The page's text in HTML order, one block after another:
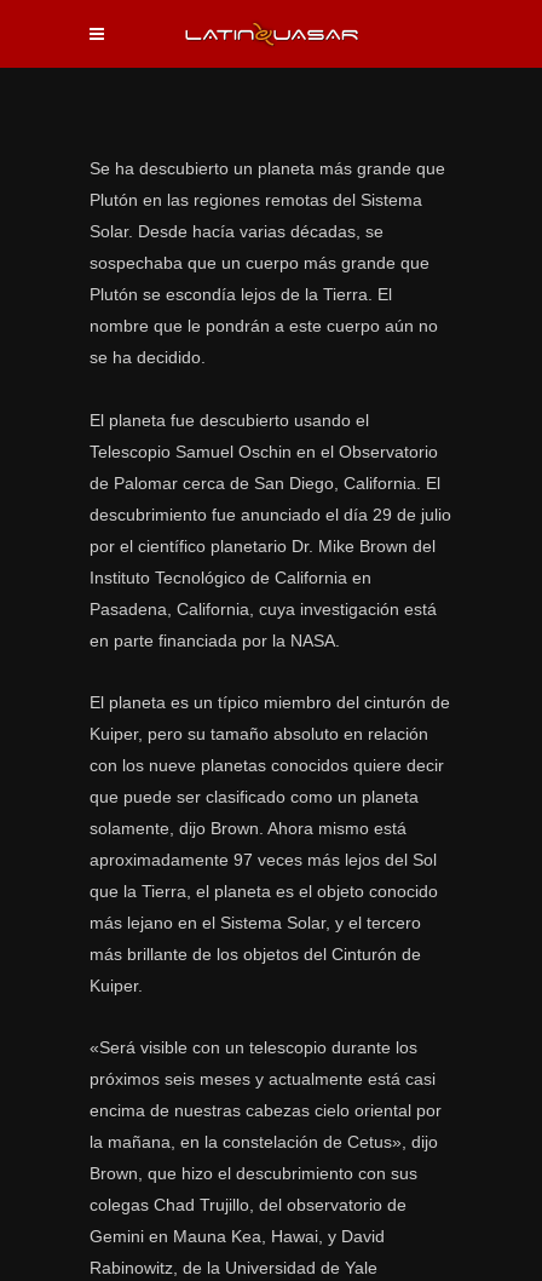
Se ha descubierto un planeta más grande que
Plutón en las regiones remotas del Sistema
Solar. Desde hacía varias décadas, se
sospechaba que un cuerpo más grande que
Plutón se escondía lejos de la Tierra. El
nombre que le pondrán a este cuerpo aún no
se ha decidido.
El planeta fue descubierto usando el
Telescopio Samuel Oschin en el Observatorio
de Palomar cerca de San Diego, California. El
descubrimiento fue anunciado el día 29 de julio
por el científico planetario Dr. Mike Brown del
Instituto Tecnológico de California en
Pasadena, California, cuya investigación está
en parte financiada por la NASA.
El planeta es un típico miembro del cinturón de
Kuiper, pero su tamaño absoluto en relación
con los nueve planetas conocidos quiere decir
que puede ser clasificado como un planeta
solamente, dijo Brown. Ahora mismo está
aproximadamente 97 veces más lejos del Sol
que la Tierra, el planeta es el objeto conocido
más lejano en el Sistema Solar, y el tercero
más brillante de los objetos del Cinturón de
Kuiper.
«Será visible con un telescopio durante los
próximos seis meses y actualmente está casi
encima de nuestras cabezas cielo oriental por
la mañana, en la constelación de Cetus», dijo
Brown, que hizo el descubrimiento con sus
colegas Chad Trujillo, del observatorio de
Gemini en Mauna Kea, Hawai, y David
Rabinowitz, de la Universidad de Yale